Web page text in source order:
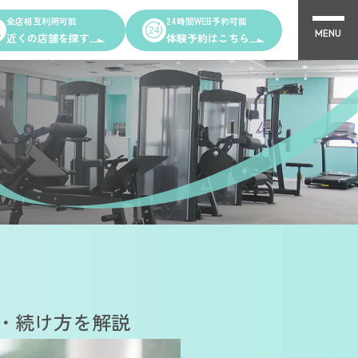
全店相互利用可能
近くの店舗を探す
24時間WEB予約可能
体験予約はこちら MENU
Other Shops
完全個室PRIVATE GYM Highness
24時間ジム Amazones & Hercules
AMAZONES ONLINE SHOP
続け方を解説